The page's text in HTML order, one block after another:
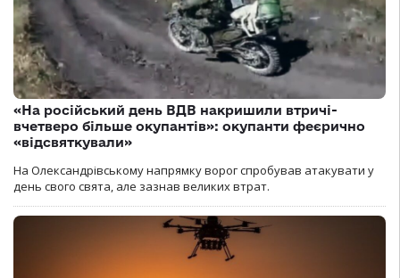
«На російський день ВДВ накришили втричі-
вчетверо більше окупантів»: окупанти феєрично
«відсвяткували»
На Олександрівському напрямку ворог спробував атакувати у
день свого свята, але зазнав великих втрат.